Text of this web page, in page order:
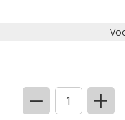
− +